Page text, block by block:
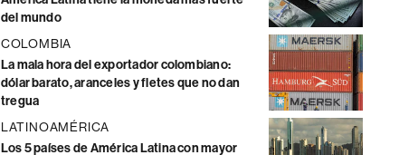
del mundo
COLOMBIA
La mala hora del exportador colombiano:
dólar barato, aranceles y fletes que no dan
tregua
LATINOAMÉRICA
Los 5 países de América Latina con mayor